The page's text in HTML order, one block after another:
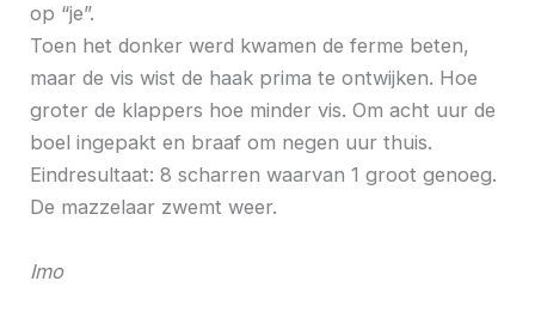
op “je”.
Toen het donker werd kwamen de ferme beten,
maar de vis wist de haak prima te ontwijken. Hoe
groter de klappers hoe minder vis. Om acht uur de
boel ingepakt en braaf om negen uur thuis.
Eindresultaat: 8 scharren waarvan 1 groot genoeg.
De mazzelaar zwemt weer.
Imo